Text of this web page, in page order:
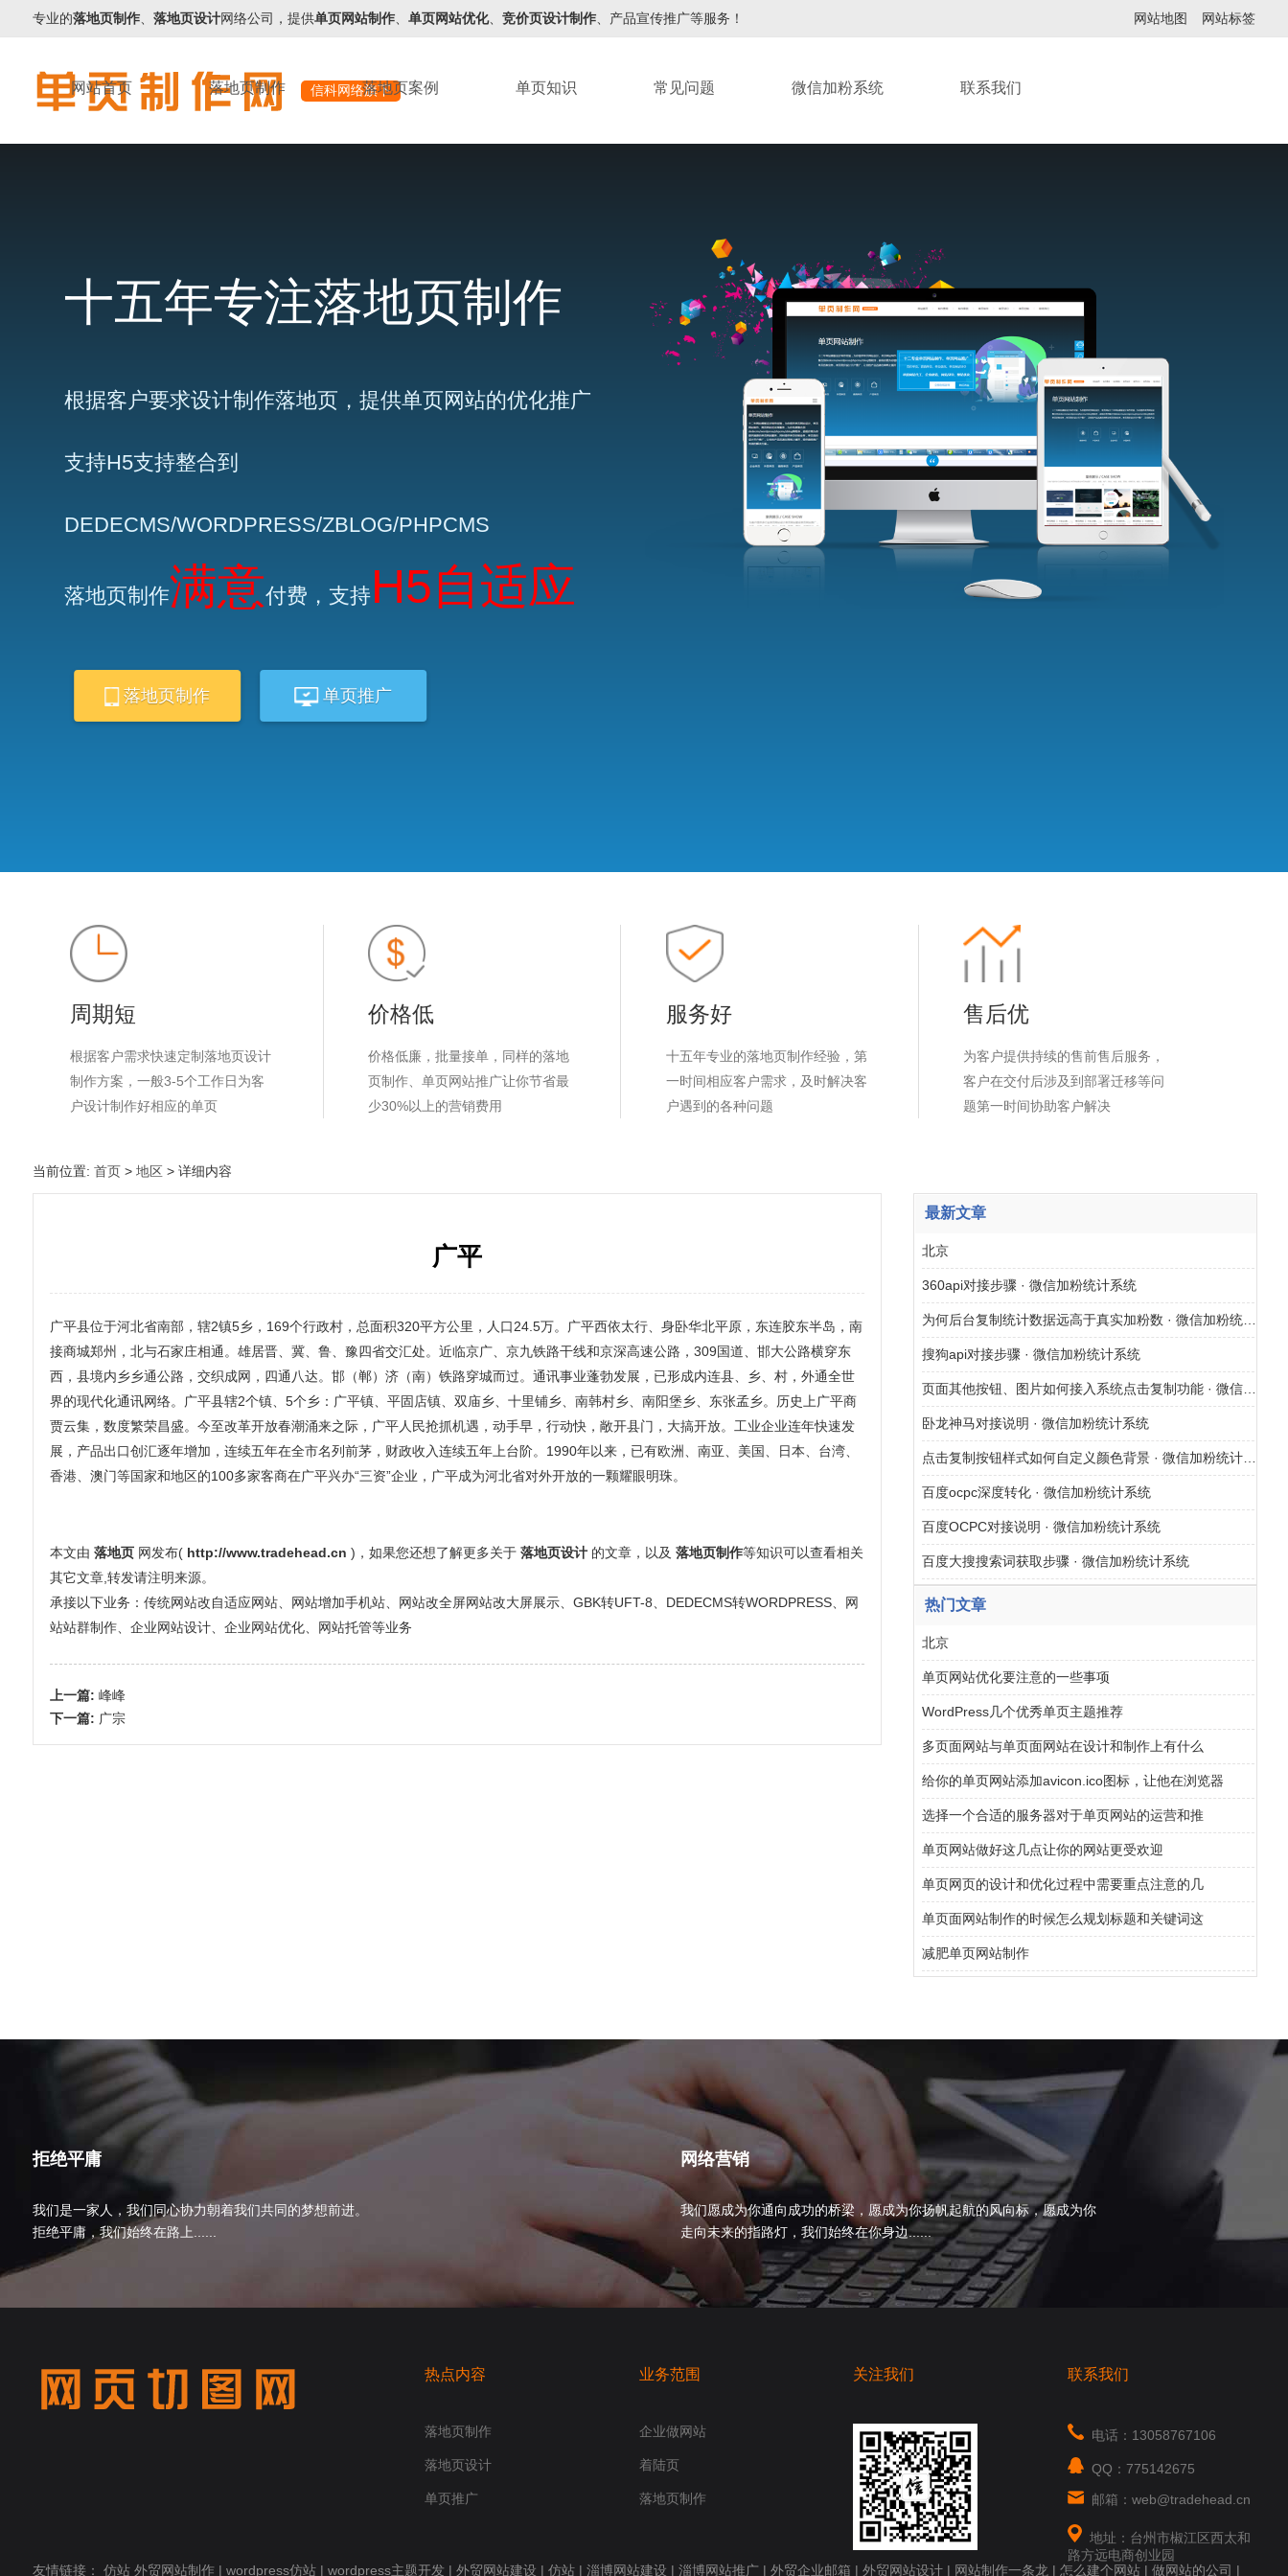
专业的落地页制作、 落地页设计网络公司，提供单页网站制作、 单页网站优化、 竞价页设计制作、产品宣传推广等服务！ 网站地图 网站标签
信科网络旗下
网站首页 落地页制作 落地页案例 单页知识 常见问题 微信加粉系统 联系我们
十五年专注落地页制作
根据客户要求设计制作落地页，提供单页网站的优化推广
支持H5支持整合到
DEDECMS/WORDPRESS/ZBLOG/PHPCMS
落地页制作满意付费，支持H5自适应
落地页制作 单页推广
周期短
根据客户需求快速定制落地页设计
制作方案，一般3-5个工作日为客
户设计制作好相应的单页
价格低
价格低廉，批量接单，同样的落地
页制作、单页网站推广让你节省最
少30%以上的营销费用
服务好
十五年专业的落地页制作经验，第
一时间相应客户需求，及时解决客
户遇到的各种问题
售后优
为客户提供持续的售前售后服务，
客户在交付后涉及到部署迁移等问
题第一时间协助客户解决
当前位置: 首页> 地区> 详细内容
广平
广平县位于河北省南部，辖2镇5乡，169个行政村，总面积320平方公里，人口24.5万。广平西依太行、身卧华北平原，东连胶东半岛，南
接商城郑州，北与石家庄相通。雄居晋、冀、鲁、豫四省交汇处。近临京广、京九铁路干线和京深高速公路，309国道、邯大公路横穿东
西，县境内乡乡通公路，交织成网，四通八达。邯（郸）济（南）铁路穿城而过。通讯事业蓬勃发展，已形成内连县、乡、村，外通全世
界的现代化通讯网络。广平县辖2个镇、5个乡：广平镇、平固店镇、双庙乡、十里铺乡、南韩村乡、南阳堡乡、东张孟乡。历史上广平商
贾云集，数度繁荣昌盛。今至改革开放春潮涌来之际，广平人民抢抓机遇，动手早，行动快，敞开县门，大搞开放。工业企业连年快速发
展，产品出口创汇逐年增加，连续五年在全市名列前茅，财政收入连续五年上台阶。1990年以来，已有欧洲、南亚、美国、日本、台湾、
香港、澳门等国家和地区的100多家客商在广平兴办“三资”企业，广平成为河北省对外开放的一颗耀眼明珠。
本文由 落地页 网发布( http://www.tradehead.cn )，如果您还想了解更多关于落地页设计 的文章，以及落地页制作等知识可以查看相关
其它文章,转发请注明来源。
承接以下业务：传统网站改自适应网站、网站增加手机站、网站改全屏网站改大屏展示、GBK转UFT-8、DEDECMS转WORDPRESS、网
站站群制作、企业网站设计、企业网站优化、网站托管等业务
上一篇:峰峰
下一篇: 广宗
最新文章
北京
360api对接步骤 · 微信加粉统计系统
为何后台复制统计数据远高于真实加粉数 · 微信加粉统计系统
搜狗api对接步骤 · 微信加粉统计系统
页面其他按钮、图片如何接入系统点击复制功能 · 微信加粉统计系统
卧龙神马对接说明 · 微信加粉统计系统
点击复制按钮样式如何自定义颜色背景 · 微信加粉统计系统
百度ocpc深度转化 · 微信加粉统计系统
百度OCPC对接说明 · 微信加粉统计系统
百度大搜搜索词获取步骤 · 微信加粉统计系统
热门文章
北京
单页网站优化要注意的一些事项
WordPress几个优秀单页主题推荐
多页面网站与单页面网站在设计和制作上有什么
给你的单页网站添加avicon.ico图标，让他在浏览器
选择一个合适的服务器对于单页网站的运营和推
单页网站做好这几点让你的网站更受欢迎
单页网页的设计和优化过程中需要重点注意的几
单页面网站制作的时候怎么规划标题和关键词这
减肥单页网站制作
拒绝平庸
我们是一家人，我们同心协力朝着我们共同的梦想前进。
拒绝平庸，我们始终在路上......
网络营销
我们愿成为你通向成功的桥梁，愿成为你扬帆起航的风向标，愿成为你
走向未来的指路灯，我们始终在你身边......
热点内容
落地页制作
落地页设计
单页推广
业务范围
企业做网站
着陆页
落地页制作
关注我们 联系我们
电话：13058767106
QQ：775142675
邮箱：web@tradehead.cn
地址：台州市椒江区西太和
路方远电商创业园
友情链接： 仿站 外贸网站制作| wordpress仿站| wordpress主题开发| 外贸网站建设 | 仿站| 淄博网站建设 | 淄博网站推广| 外贸企业邮箱 | 外贸网站设计| 网站制作一条龙 | 怎么建个网站| 做网站的公司 |